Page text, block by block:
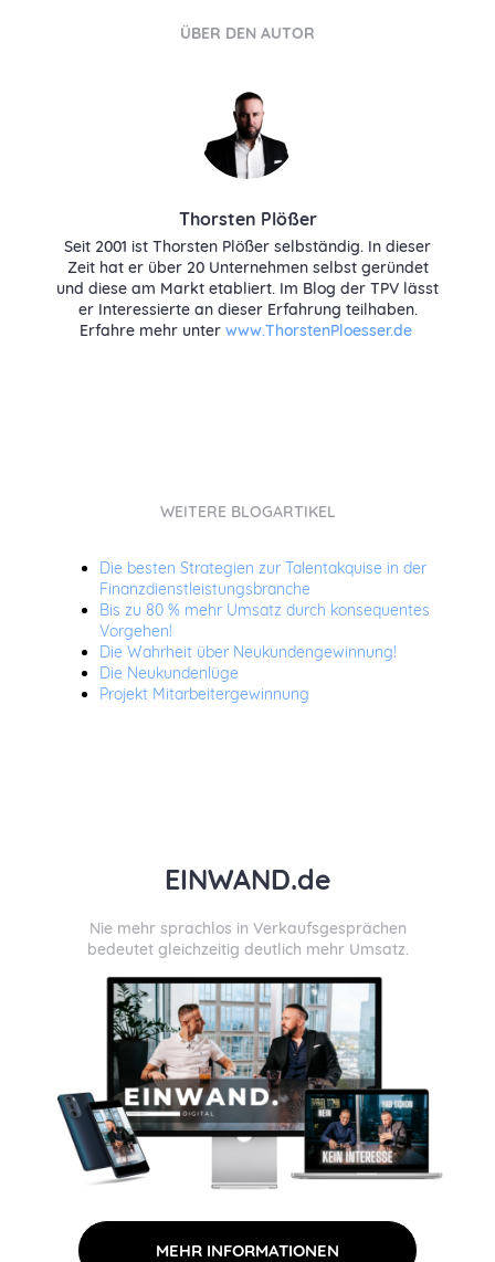
ÜBER DEN AUTOR
Thorsten Plößer
Seit 2001 ist Thorsten Plößer selbständig. In dieser
Zeit hat er über 20 Unternehmen selbst geründet
und diese am Markt etabliert. Im Blog der TPV lässt
er Interessierte an dieser Erfahrung teilhaben.
Erfahre mehr unter www.ThorstenPloesser.de
WEITERE BLOGARTIKEL
Die besten Strategien zur Talentakquise in der
Finanzdienstleistungsbranche
Bis zu 80 % mehr Umsatz durch konsequentes
Vorgehen!
Die Wahrheit über Neukundengewinnung!
Die Neukundenlüge
Projekt Mitarbeitergewinnung
EINWAND.de
Nie mehr sprachlos in Verkaufsgesprächen
bedeutet gleichzeitig deutlich mehr Umsatz.
MEHR INFORMATIONEN